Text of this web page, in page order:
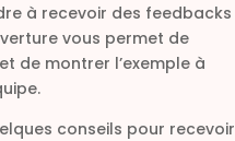
à recevoir des feedbacks
vous permet de
de montrer l’exemple à
conseils pour recevoir